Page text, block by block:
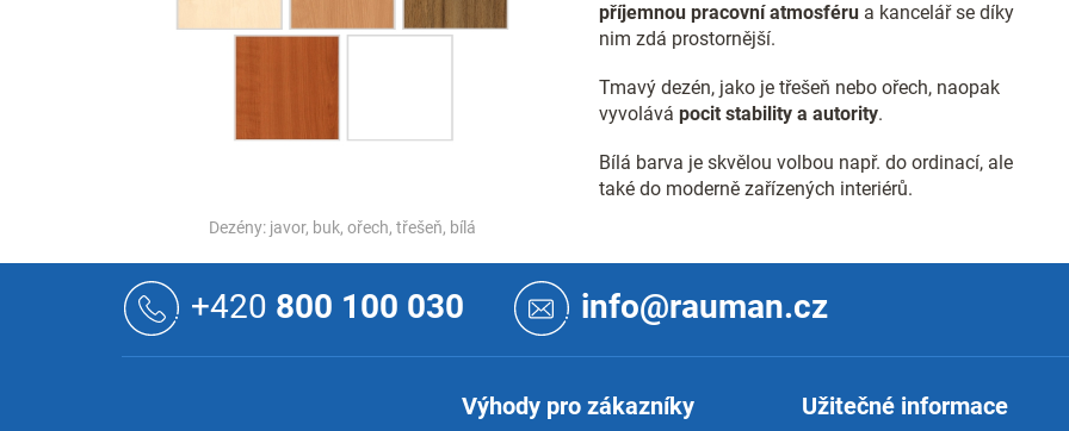
Dezény: javor, buk, ořech, třešeň, bílá
příjemnou pracovní atmosféru a kancelář se díky
nim zdá prostornější.
Tmavý dezén, jako je třešeň nebo ořech, naopak
vyvolávápocit stability a autority.
Bílá barva je skvělou volbou např. do ordinací, ale
také do moderně zařízených interiérů.
+420 800 100 030 info@rauman.cz
Výhody pro zákazníky Užitečné informace